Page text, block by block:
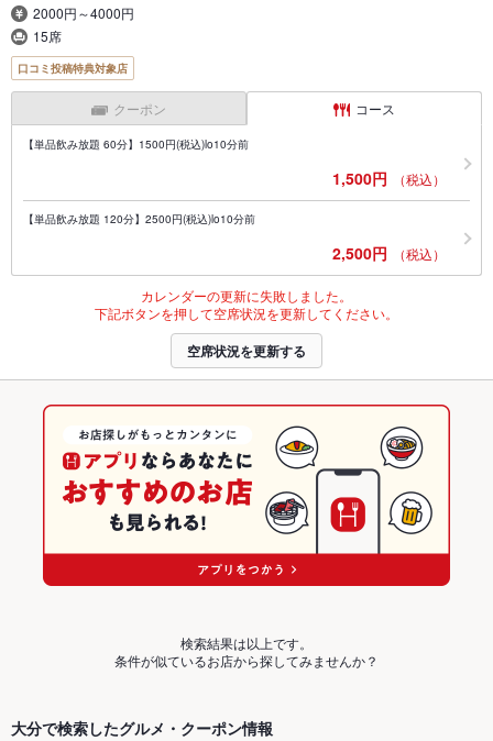
2000円～4000円
15席
口コミ投稿特典対象店
クーポン コース
【単品飲み放題 60分】1500円(税込)lo10分前
1,500円 （税込）
【単品飲み放題 120分】2500円(税込)lo10分前
2,500円 （税込）
カレンダーの更新に失敗しました。
下記ボタンを押して空席状況を更新してください。
空席状況を更新する
検索結果は以上です。
条件が似ているお店から探してみませんか？
大分で検索したグルメ・クーポン情報